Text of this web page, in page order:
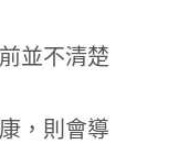
並不清楚
，則會導